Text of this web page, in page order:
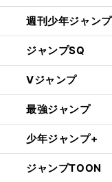
週刊少年ジャンプ
ジャンプSQ
Vジャンプ
最強ジャンプ
少年ジャンプ+
ジャンプTOON